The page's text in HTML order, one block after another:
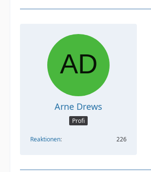
Arne Drews
Profi
Reaktionen 226